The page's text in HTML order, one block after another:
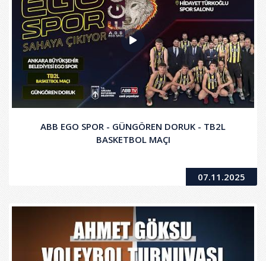
ABB EGO SPOR - GÜNGÖREN DORUK - TB2L
BASKETBOL MAÇI
07.11.2025